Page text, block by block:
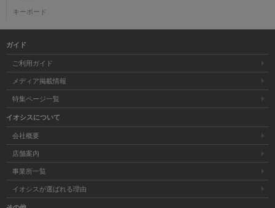
キーボード
ガイド
ご利用ガイド
メディア掲載情報
特集ページ一覧
イオシスについて
会社概要
店舗案内
事業所一覧
イオシスが選ばれる理由